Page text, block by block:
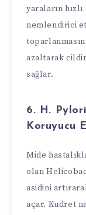
yaraların
nemlendirici
azaltarak
sağlar.
6. H.
Koruyucu
Mide
olan
asidini
açar. Kudret